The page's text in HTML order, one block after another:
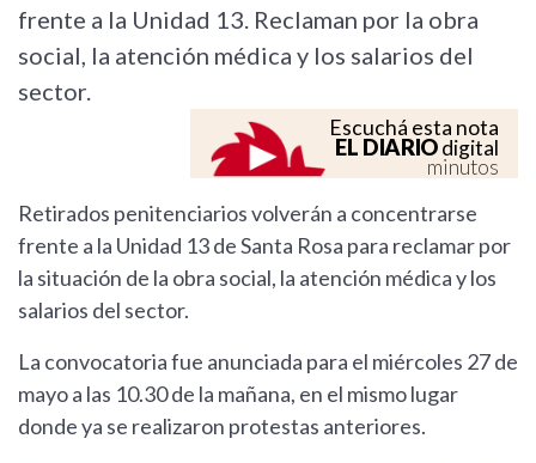
frente a la Unidad 13. Reclaman por la obra
social, la atención médica y los salarios del
sector.
Escuchá esta nota
EL DIARIOdigital
minutos
Retirados penitenciarios volverán a concentrarse
frente a la Unidad 13 de Santa Rosa para reclamar por
la situación de la obra social, la atención médica y los
salarios del sector.
La convocatoria fue anunciada para el miércoles 27 de
mayo a las 10.30 de la mañana, en el mismo lugar
donde ya se realizaron protestas anteriores.